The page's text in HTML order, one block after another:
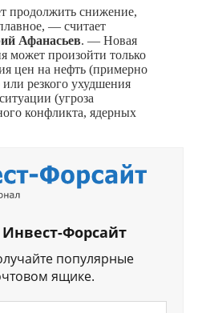
продолжить снижение,
— считает
Афанасьев. — Новая
может произойти только
цен на нефть (примерно
или резкого ухудшения
(угроза
конфликта, ядерных
Форсайт
популярные
ящике.